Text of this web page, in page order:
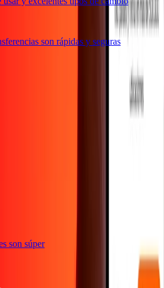
son rápidas y seguras
son súper